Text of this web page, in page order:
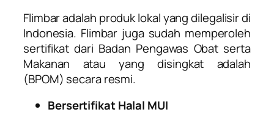
Flimbar adalah produk lokal yang dilegalisir di
Indonesia. Flimbar juga sudah memperoleh
sertifikat dari Badan Pengawas Obat serta
Makanan atau yang disingkat adalah
(BPOM) secara resmi.
Bersertifikat Halal MUI